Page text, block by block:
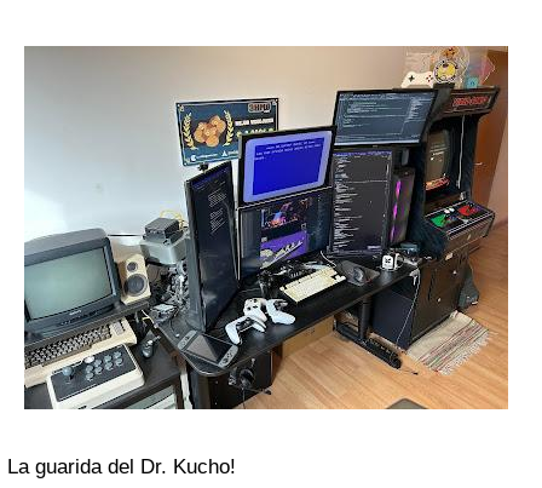
La guarida del Dr. Kucho!